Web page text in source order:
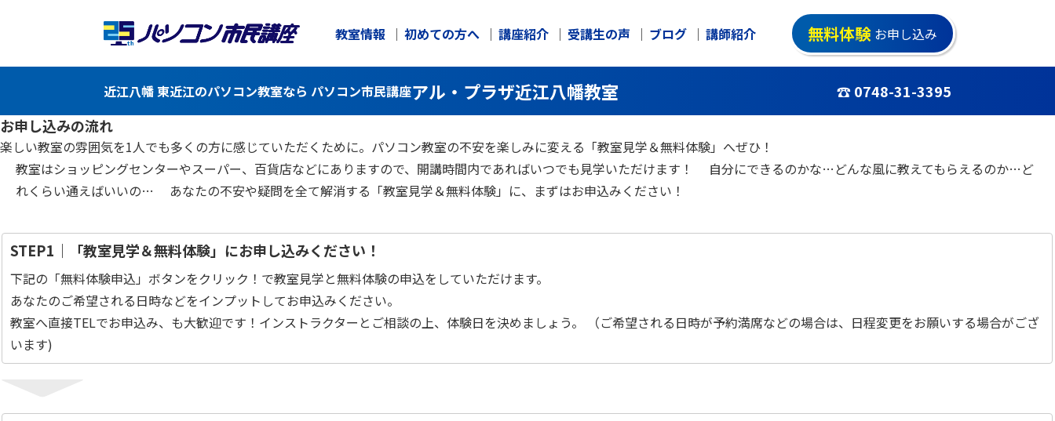
教室情報 初めての方へ 講座紹介 受講生の声 ブログ 講師紹介 無料体験 お申し込み
近江八幡 東近江のパソコン教室なら パソコン市民講座アル・プラザ近江八幡教室
☎ 0748-31-3395
お申し込みの流れ
楽しい教室の雰囲気を1人でも多くの方に感じていただくために。パソコン教室の不安を楽しみに変える「教室見学＆無料体験」へぜひ！
教室はショッピングセンターやスーパー、百貨店などにありますので、開講時間内であればいつでも見学いただけます！ 自分にできるのかな…どんな風に教えてもらえるのか…ど
れくらい通えばいいの… あなたの不安や疑問を全て解消する「教室見学＆無料体験」に、まずはお申込みください！
STEP1｜「教室見学＆無料体験」にお申し込みください！
下記の「無料体験申込」ボタンをクリック！で教室見学と無料体験の申込をしていただけます。
あなたのご希望される日時などをインプットしてお申込みください。
教室へ直接TELでお申込み、も大歓迎です！インストラクターとご相談の上、体験日を決めましょう。 （ご希望される日時が予約満席などの場合は、日程変更をお願いする場合がござ
います)